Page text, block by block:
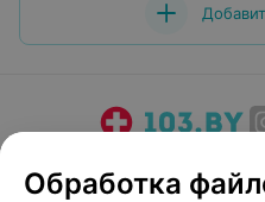
Медицинский
Обработка